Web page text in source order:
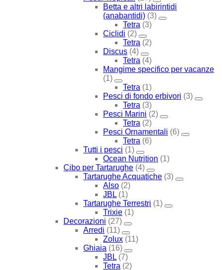
Betta e altri labirintidi
(anabantidi) (3)
Tetra (3)
Ciclidi (2)
Tetra (2)
Discus (4)
Tetra (4)
Mangime specifico per vacanze
(1)
Tetra (1)
Pesci di fondo erbivori (3)
Tetra (3)
Pesci Marini (2)
Tetra (2)
Pesci Ornamentali (6)
Tetra (6)
Tutti i pesci (1)
Ocean Nutrition (1)
Cibo per Tartarughe (4)
Tartarughe Acquatiche (3)
Also (2)
JBL (1)
Tartarughe Terrestri (1)
Trixie (1)
Decorazioni (27)
Arredi (11)
Zolux (11)
Ghiaia (16)
JBL (7)
Tetra (2)